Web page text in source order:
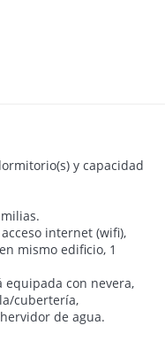
y capacidad
internet (wifi),
mismo edificio, 1
equipada con nevera,
cubertería,
de agua.